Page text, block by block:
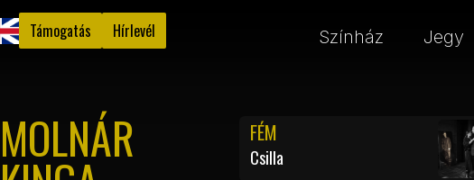
Támogatás Hírlevél Színház Jegy
MOLNÁR FÉM
Csilla